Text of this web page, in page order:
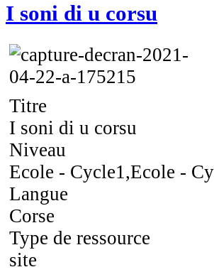
I soni di u corsu
Titre
I soni di u corsu
Niveau
Ecole - Cycle1,Ecole -
Langue
Corse
Type de ressource
site